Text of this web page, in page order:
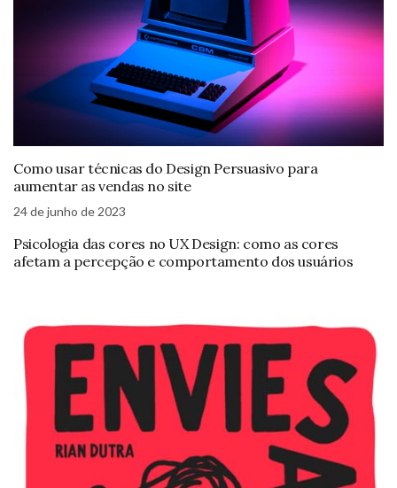
Como usar técnicas do Design Persuasivo para
aumentar as vendas no site
24 de junho de 2023
Psicologia das cores no UX Design: como as cores
afetam a percepção e comportamento dos usuários